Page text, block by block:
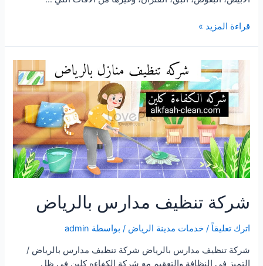
شركة
بالرياض
قراءة المزيد »
شركة تنظيف مدارس بالرياض
اترك تعليقاً /خدمات مدينة الرياض / بواسطة admin
شركة تنظيف مدارس بالرياض شركة تنظيف مدارس بالرياض /
التميز في النظافة والتعقيم مع شركة الكفاءه كلين في ظل